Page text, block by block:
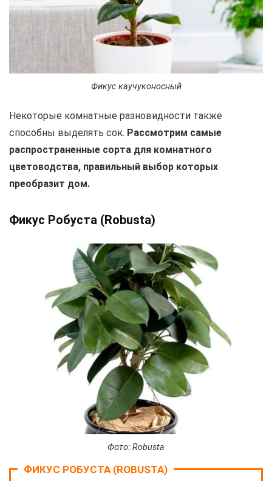
Фикус каучуконосный
Некоторые комнатные разновидности также
способны выделять сок. Рассмотрим самые
распространенные сорта для комнатного
цветоводства, правильный выбор которых
преобразит дом.
Фикус Робуста (Robusta)
Фото: Robusta
ФИКУС РОБУСТА (ROBUSTA)